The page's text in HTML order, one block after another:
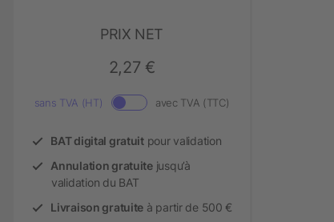
PRIX NET
2,27 €
sans TVA (HT) avec TVA (TTC)
BAT digital gratuitpour validation
Annulation gratuitejusqu’à
validation du BAT
Livraison gratuite à partir de 500 €